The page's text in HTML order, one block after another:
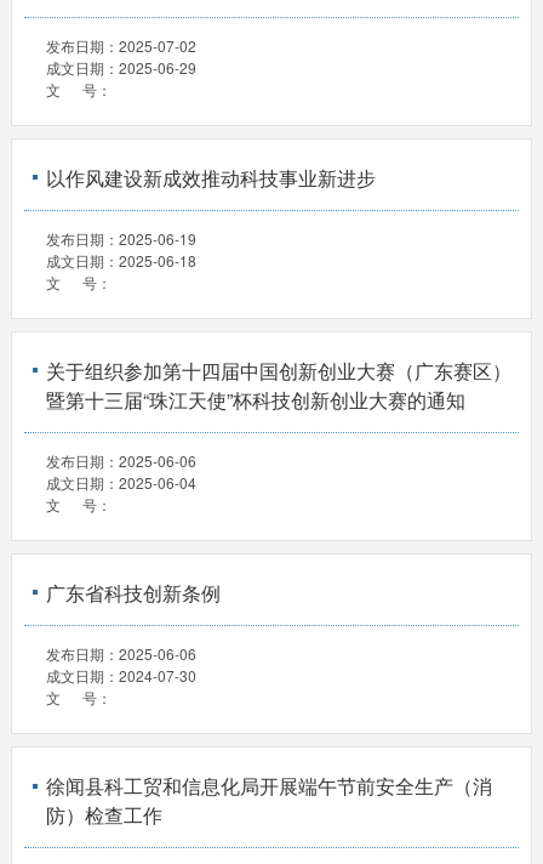
发布日期： 2025-07-02
成文日期： 2025-06-29
文 号：
以作风建设新成效推动科技事业新进步
发布日期： 2025-06-19
成文日期： 2025-06-18
文 号：
关于组织参加第十四届中国创新创业大赛（广东赛区）
暨第十三届“珠江天使”杯科技创新创业大赛的通知
发布日期： 2025-06-06
成文日期： 2025-06-04
文 号：
广东省科技创新条例
发布日期： 2025-06-06
成文日期： 2024-07-30
文 号：
徐闻县科工贸和信息化局开展端午节前安全生产（消
防）检查工作